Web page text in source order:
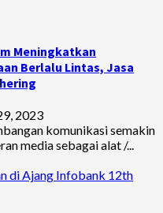
Meningkatkan
Berlalu Lintas, Jasa
2023
komunikasi semakin
media sebagai alat /...
di Ajang Infobank 12th